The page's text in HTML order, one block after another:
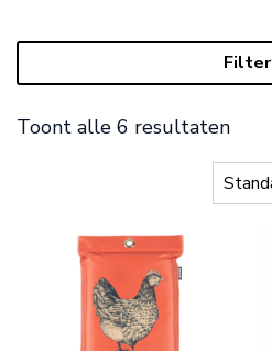
Filter
Toont alle 6 resultaten